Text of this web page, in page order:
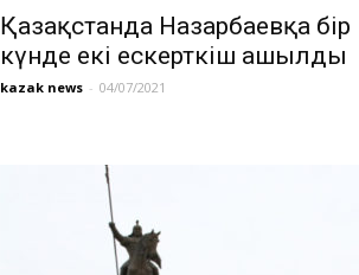
Қазақстанда Назарбаевқа бір
күнде екі ескерткіш ашылды
kazak news - 04/07/2021